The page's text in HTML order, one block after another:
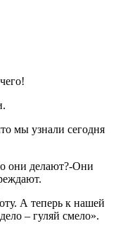
мы узнали сегодня
они делают?-Они
А теперь к нашей
– гуляй смело».